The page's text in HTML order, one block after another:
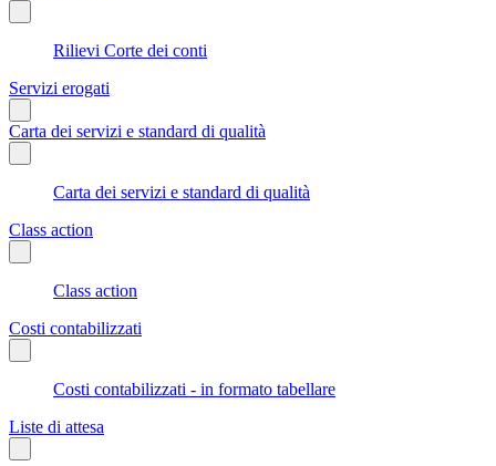
Rilievi Corte dei conti
Servizi erogati
Carta dei servizi e standard di qualità
Carta dei servizi e standard di qualità
Class action
Class action
Costi contabilizzati
Costi contabilizzati - in formato tabellare
Liste di attesa